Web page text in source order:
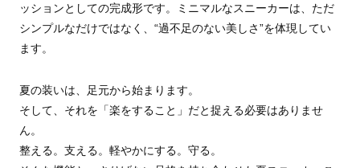
ッションとしての完成形です。ミニマルなスニーカーは、ただ
シンプルなだけではなく、“過不足のない美しさ”を体現してい
ます。
夏の装いは、足元から始まります。
そして、それを「楽をすること」だと捉える必要はありませ
ん。
整える。支える。軽やかにする。守る。